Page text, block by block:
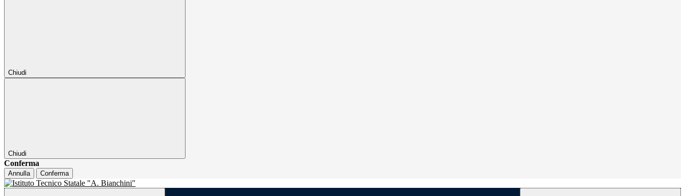
Chiudi
Chiudi
Conferma
Annulla Conferma